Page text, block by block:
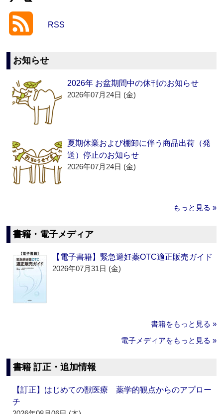
RSS
お知らせ
2026年 お盆期間中の休刊のお知らせ
2026年07月24日 (金)
夏期休業および棚卸に伴う商品出荷（発
送）停止のお知らせ
2026年07月24日 (金)
もっと見る »
書籍・電子メディア
【電子書籍】緊急避妊薬OTC適正販売ガイド
2026年07月31日 (金)
書籍をもっと見る »
電子メディアをもっと見る »
書籍 訂正・追加情報
【訂正】はじめての獣医療 薬学的観点からのアプロー
チ